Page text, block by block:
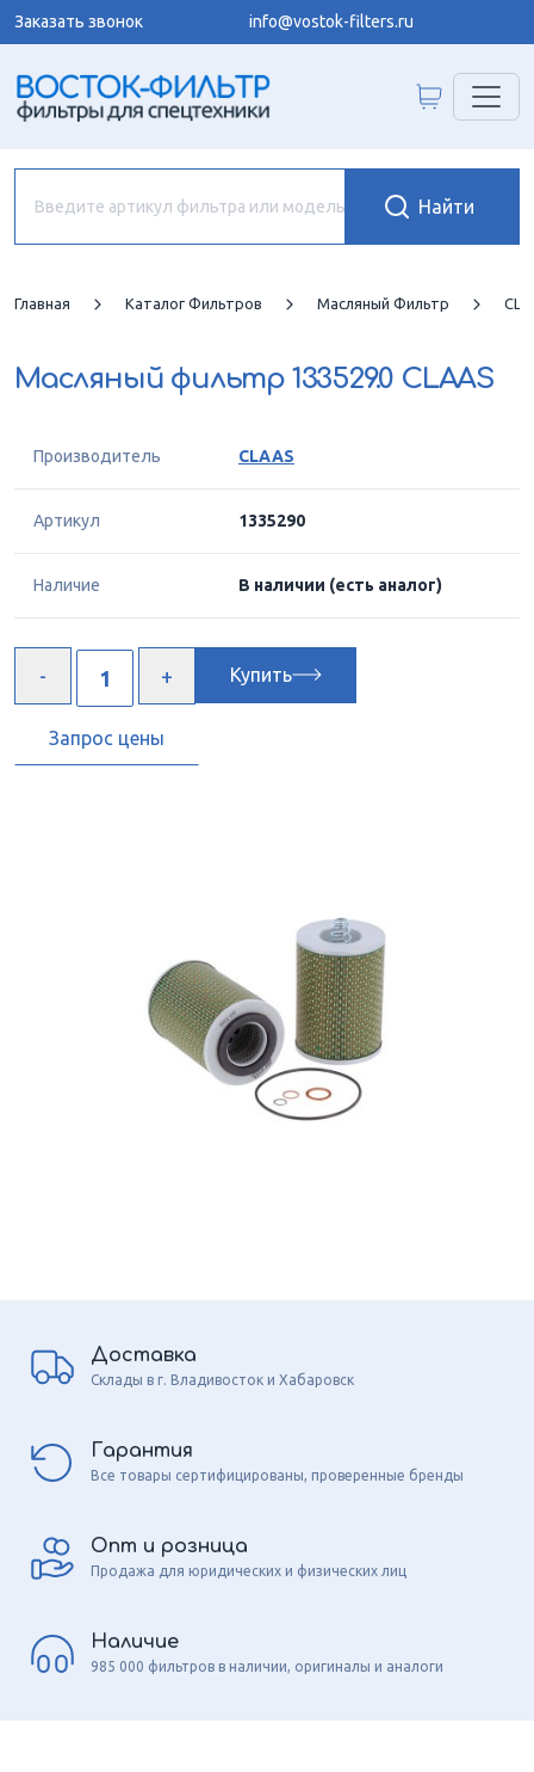
Заказать звонок info@vostok-filters.ru
Главная Каталог Фильтров Масляный Фильтр
Масляный фильтр 133529.0 CLAAS
Производитель CLAAS
Артикул 1335290
Наличие В наличии (есть аналог)
Купить
Запрос цены
Доставка
Склады в г. Владивосток и Хабаровск
Гарантия
Все товары сертифицированы, проверенные бренды
Опт и розница
Продажа для юридических и физических лиц
Наличие
985 000 фильтров в наличии, оригиналы и аналоги